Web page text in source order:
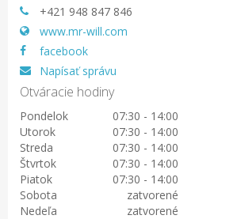
+421 948 847 846
www.mr-will.com
facebook
Napísať správu
Otváracie hodiny
Pondelok
07:30 - 14:00
Utorok
07:30 - 14:00
Streda
07:30 - 14:00
Štvrtok
07:30 - 14:00
Piatok
07:30 - 14:00
Sobota
zatvorené
Nedeľa
zatvorené